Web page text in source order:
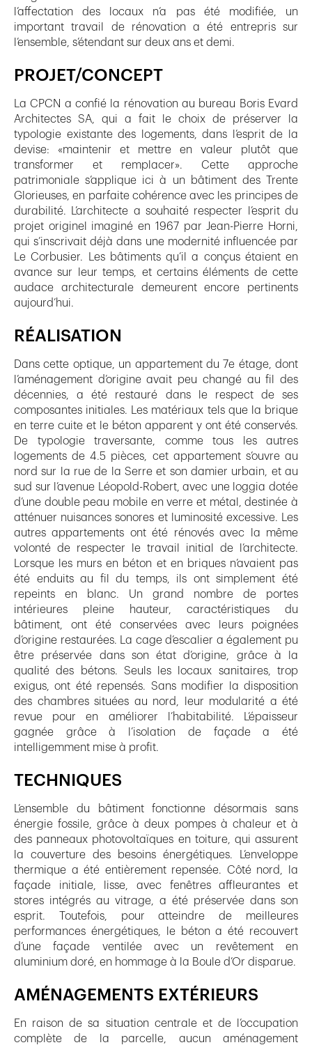
l’affectation des locaux n’a pas été modifiée, un
important travail de rénovation a été entrepris sur
l’ensemble, s’étendant sur deux ans et demi.
PROJET/CONCEPT
La CPCN a confié la rénovation au bureau Boris Evard
Architectes SA, qui a fait le choix de préserver la
typologie existante des logements, dans l’esprit de la
devise: «maintenir et mettre en valeur plutôt que
transformer et remplacer». Cette approche
patrimoniale s’applique ici à un bâtiment des Trente
Glorieuses, en parfaite cohérence avec les principes de
durabilité. L’architecte a souhaité respecter l’esprit du
projet originel imaginé en 1967 par Jean-Pierre Horni,
qui s’inscrivait déjà dans une modernité influencée par
Le Corbusier. Les bâtiments qu’il a conçus étaient en
avance sur leur temps, et certains éléments de cette
audace architecturale demeurent encore pertinents
aujourd’hui.
RÉALISATION
Dans cette optique, un appartement du 7e étage, dont
l’aménagement d’origine avait peu changé au fil des
décennies, a été restauré dans le respect de ses
composantes initiales. Les matériaux tels que la brique
en terre cuite et le béton apparent y ont été conservés.
De typologie traversante, comme tous les autres
logements de 4.5 pièces, cet appartement s’ouvre au
nord sur la rue de la Serre et son damier urbain, et au
sud sur l’avenue Léopold-Robert, avec une loggia dotée
d’une double peau mobile en verre et métal, destinée à
atténuer nuisances sonores et luminosité excessive. Les
autres appartements ont été rénovés avec la même
volonté de respecter le travail initial de l’architecte.
Lorsque les murs en béton et en briques n’avaient pas
été enduits au fil du temps, ils ont simplement été
repeints en blanc. Un grand nombre de portes
intérieures pleine hauteur, caractéristiques du
bâtiment, ont été conservées avec leurs poignées
d’origine restaurées. La cage d’escalier a également pu
être préservée dans son état d’origine, grâce à la
qualité des bétons. Seuls les locaux sanitaires, trop
exigus, ont été repensés. Sans modifier la disposition
des chambres situées au nord, leur modularité a été
revue pour en améliorer l’habitabilité. L’épaisseur
gagnée grâce à l’isolation de façade a été
intelligemment mise à profit.
TECHNIQUES
L’ensemble du bâtiment fonctionne désormais sans
énergie fossile, grâce à deux pompes à chaleur et à
des panneaux photovoltaïques en toiture, qui assurent
la couverture des besoins énergétiques. L’enveloppe
thermique a été entièrement repensée. Côté nord, la
façade initiale, lisse, avec fenêtres affleurantes et
stores intégrés au vitrage, a été préservée dans son
esprit. Toutefois, pour atteindre de meilleures
performances énergétiques, le béton a été recouvert
d’une façade ventilée avec un revêtement en
aluminium doré, en hommage à la Boule d’Or disparue.
AMÉNAGEMENTS EXTÉRIEURS
En raison de sa situation centrale et de l’occupation
complète de la parcelle, aucun aménagement